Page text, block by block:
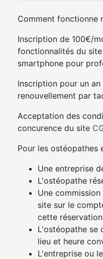
Comment fonctionne
Inscription de 100€/
fonctionnalités du
smartphone pour
Inscription pour un an
renouvellement par
Acceptation des
concurence du site
Pour les ostéopathes
Une entreprise
L'ostéopathe
Une
site sur le
cette réservation
L'ostéopathe se
lieu et heure
L'entreprise ou